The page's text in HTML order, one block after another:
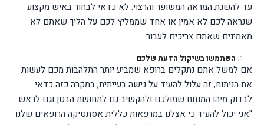
עד להשגת המראה המשופר והרצוי. לא כדאי לבחור באיש מקצוע
שנראה לכם לא אמין או אחד שממליץ לכם על הליך שאתם לא
מאמינים שאתם צריכים לעבור.
השתמשו בשיקול הדעת שלכם
אם למשל אתם נתקלים ברופא שמביע יותר התלהבות מכם לעשות
את הניתוח, זה עלול להעיד על גישה בעייתית, במקרה כזה כדאי
לבדוק מיהו המנתח שמולכם ולהקשיב גם לתחושת הבטן וגם לראש.
"אני יכול להעיד כי אצלנו במרפאות כללית אסתטיקה הרופאים שלנו